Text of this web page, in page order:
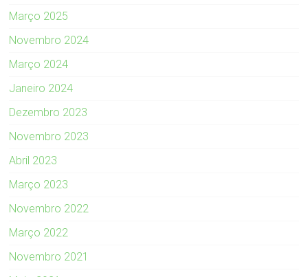
Março 2025
Novembro 2024
Março 2024
Janeiro 2024
Dezembro 2023
Novembro 2023
Abril 2023
Março 2023
Novembro 2022
Março 2022
Novembro 2021